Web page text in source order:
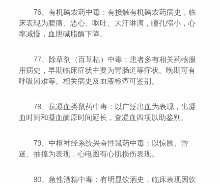
76、有机磷农药中毒：有接触有机磷农药病史，临
床表现为腹痛、恶心、呕吐、大汗淋漓，瞳孔缩小，心
率减慢，血胆碱脂酶下降。
77、除草剂（百草枯）中毒：患者多有相关药物服
用病史，早期临床症状主要为胃肠道等症状。晚期可有
呼吸困难等。相关病史及血液检查可鉴别。
78、抗凝血类鼠药中毒：以广泛出血为表现，出凝
血时间和凝血酶原时间延长，查凝血四项以助鉴别。
79、中枢神经系统兴奋性鼠药中毒：以惊厥、昏
迷、抽搐为表现，心电图有心肌损伤表现。
80、急性酒精中毒：有明显饮酒史，临床表现因饮